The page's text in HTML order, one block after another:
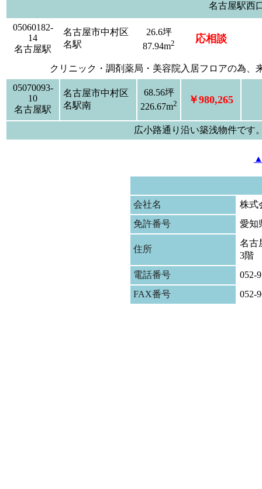
名古屋駅西
05060182-
14
名古屋駅
名古屋市中村区
名駅
26.6坪
87.94m2 応相談
クリニック・調剤薬局・美容院入居フロアの為
05070093-
10
名古屋駅
名古屋市中村区
名駅南
68.56坪
226.67m2 ￥980,265
広小路通り沿い築浅物件です
会社名
株式
免許番号
愛知
住所
名古
3階
電話番号
052-
FAX番号
052-